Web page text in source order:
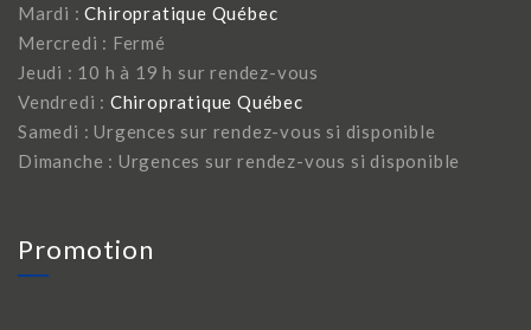
Mardi :Chiropratique Québec
Mercredi : Fermé
Jeudi : 10 h à 19 h sur rendez-vous
Vendredi : Chiropratique Québec
Samedi : Urgences sur rendez-vous si disponible
Dimanche : Urgences sur rendez-vous si disponible
Promotion